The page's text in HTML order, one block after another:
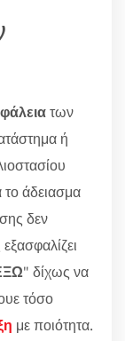
των
ή
το άδειασμα
δεν
" δίχως να
τόσο
με ποιότητα.